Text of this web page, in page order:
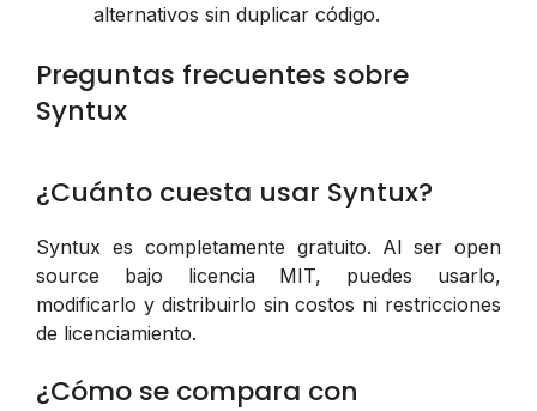
alternativos sin duplicar código.
Preguntas frecuentes sobre
Syntux
¿Cuánto cuesta usar Syntux?
Syntux es completamente gratuito. Al ser open
source bajo licencia MIT, puedes usarlo,
modificarlo y distribuirlo sin costos ni restricciones
de licenciamiento.
¿Cómo se compara con